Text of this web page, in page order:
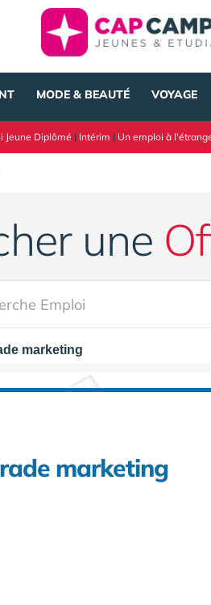
MODE & BEAUTÉ VOYAGE
Jeune Diplômé | Intérim | Un emploi à
une
marketing
marketing